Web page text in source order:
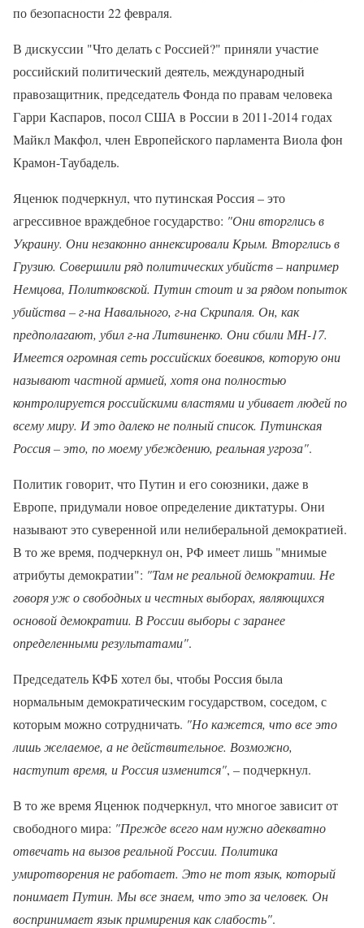
по безопасности 22 февраля.
В дискуссии "Что делать с Россией?" приняли участие
российский политический деятель, международный
правозащитник, председатель Фонда по правам человека
Гарри Каспаров, посол США в России в 2011-2014 годах
Майкл Макфол, член Европейского парламента Виола фон
Крамон-Таубадель.
Яценюк подчеркнул, что путинская Россия – это
агрессивное враждебное государство: "Они вторглись в
Украину. Они незаконно аннексировали Крым. Вторглись в
Грузию. Совершили ряд политических убийств – например
Немцова, Политковской. Путин стоит и за рядом попыток
убийства – г-на Навального, г-на Скрипаля. Он, как
предполагают, убил г-на Литвиненко. Они сбили МН-17.
Имеется огромная сеть российских боевиков, которую они
называют частной армией, хотя она полностью
контролируется российскими властями и убивает людей по
всему миру. И это далеко не полный список. Путинская
Россия – это, по моему убеждению, реальная угроза".
Политик говорит, что Путин и его союзники, даже в
Европе, придумали новое определение диктатуры. Они
называют это суверенной или нелиберальной демократией.
В то же время, подчеркнул он, РФ имеет лишь "мнимые
атрибуты демократии": "Там не реальной демократии. Не
говоря уж о свободных и честных выборах, являющихся
основой демократии. В России выборы с заранее
определенными результатами".
Председатель КФБ хотел бы, чтобы Россия была
нормальным демократическим государством, соседом, с
которым можно сотрудничать. "Но кажется, что все это
лишь желаемое, а не действительное. Возможно,
наступит время, и Россия изменится", – подчеркнул.
В то же время Яценюк подчеркнул, что многое зависит от
свободного мира: "Прежде всего нам нужно адекватно
отвечать на вызов реальной России. Политика
умиротворения не работает. Это не тот язык, который
понимает Путин. Мы все знаем, что это за человек. Он
воспринимает язык примирения как слабость".